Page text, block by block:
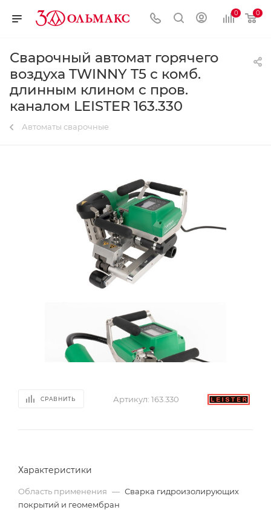
0 0
Сварочный автомат горячего
воздуха TWINNY T5 с комб.
длинным клином с пров.
каналом LEISTER 163.330
Автоматы сварочные
СРАВНИТЬ Артикул: 163.330
Характеристики
Область применения — Сварка гидроизолирующих
покрытий и геомембран